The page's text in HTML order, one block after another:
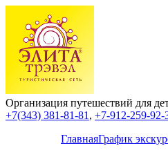
Организация путешествий для
+7(343) 381-81-81 , +7-912-259-92-
ГлавнаяГрафик